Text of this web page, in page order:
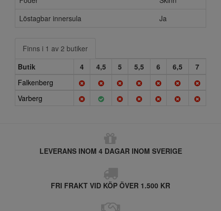
Löstagbar innersula
Ja
Finns i 1 av 2 butiker
Butik
4 4,5 5 5,5 6 6,5
7
Falkenberg
Varberg
LEVERANS INOM 4 DAGAR INOM SVERIGE
FRI FRAKT VID KÖP ÖVER 1.500 KR